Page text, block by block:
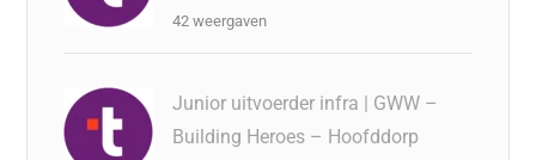
42 weergaven
Junior uitvoerder infra | GWW –
Building Heroes – Hoofddorp